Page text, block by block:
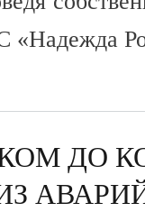
ДО